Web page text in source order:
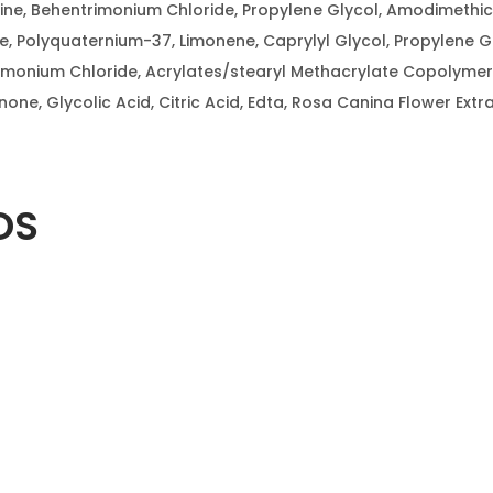
Behentrimonium Chloride, Propylene Glycol,
Polyquaternium-37, Limonene, Caprylyl Glycol,
Chloride, Acrylates/stearyl Methacrylate
Glycolic Acid, Citric Acid, Edta, Rosa Canina Flower